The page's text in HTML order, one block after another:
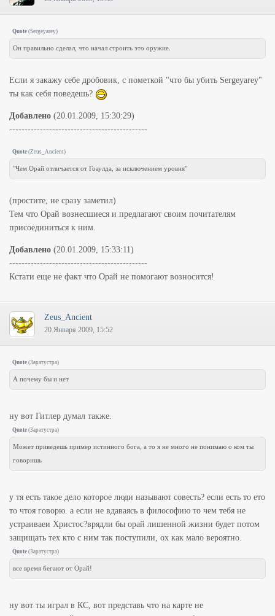
Quote (Sergeyarey)
Он правильно сделал, что начал строить это оружие.
Если я закажу себе дробовик, с пометкой "что бы убить Sergeyarey"
ты как себя поведешь?
Добавлено (20.01.2009, 15:30:29)
---------------------------------------------
Quote (Zeus_Ancient)
"Чем Орай отличается от Гоаулда, за исключением уровня"
(простите, не сразу заметил)
Тем что Орай вознесшиеся и предлагают своим почитателям
присоединиться к ним.
Добавлено (20.01.2009, 15:33:11)
---------------------------------------------
Кстати еще не факт что Орай не помогают возносится!
Zeus_Ancient
20 Января 2009, 15:52
Quote (Заратустра)
А почему бы и нет
ну вот Гитлер думал также.
Quote (Заратустра)
Может приведешь пример истинного бога, а то я не много не понимаю о ком ты
говоришь
у тя есть такое дело которое люди называют совесть? если есть то ето
то чтоя говорю. а если не вдаваясь в философию то чем тебя не
устраиваеи Христос?врядли бы орай лишенной жизни будет потом
защищать тех кто с ним так поступили, ох как мало вероятно.
Quote (Заратустра)
все время бегают от Орай!
ну вот ты играл в КС, вот представь что на карте не